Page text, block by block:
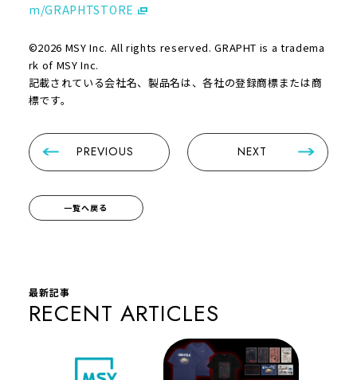
m/GRAPHTSTORE
©2026 MSY Inc. All rights reserved. GRAPHT is a tradema
rk of MSY Inc.
記載されている会社名、製品名は、各社の登録商標または商
標です。
PREVIOUS NEXT
一覧へ戻る
最新記事
RECENT ARTICLES